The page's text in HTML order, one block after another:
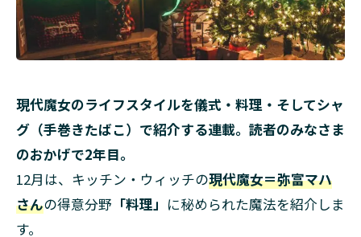
現代魔女のライフスタイルを儀式・料理・そしてシャ
グ（手巻きたばこ）で紹介する連載。読者のみなさま
のおかげで2年目。
12月は、キッチン・ウィッチの現代魔女＝弥富マハ
さんの得意分野 「料理」 に秘められた魔法を紹介しま
す。